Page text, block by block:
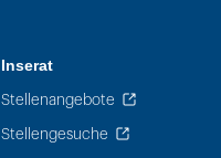
Inserat
Stellenangebote
Stellengesuche